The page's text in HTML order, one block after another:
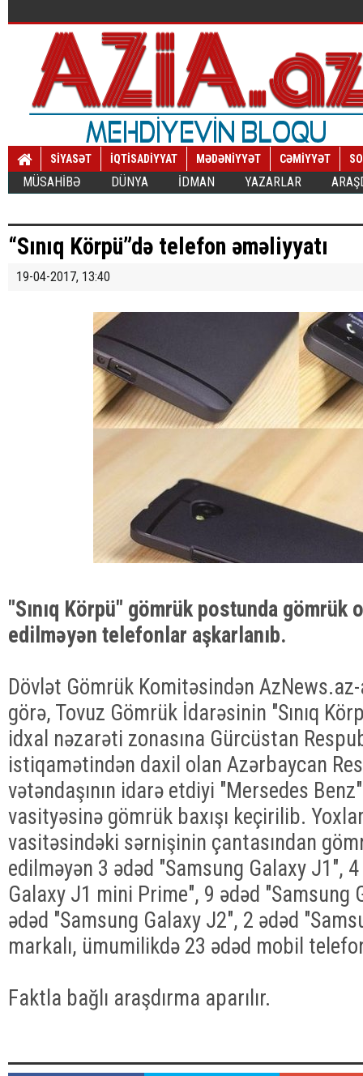
SİYASƏT İQTİSADİYYAT MƏDƏNİYYƏT CƏMİYYƏT
MÜSAHİBƏ DÜNYA İDMAN YAZARLAR
“Sınıq Körpü”də telefon əməliyyatı
19-04-2017, 13:40
"Sınıq Körpü" gömrük postunda gömrük
edilməyən telefonlar aşkarlanıb.
Dövlət Gömrük Komitəsindən
görə, Tovuz Gömrük İdarəsinin "Sınıq
idxal nəzarəti zonasına Gürcüstan
istiqamətindən daxil olan Azərbaycan
vətəndaşının idarə etdiyi "Mersedes
vasityəsinə gömrük baxışı keçirilib.
vasitəsindəki sərnişinin çantasından
edilməyən 3 ədəd "Samsung Galaxy J1",
Galaxy J1 mini Prime", 9 ədəd "Samsung
ədəd "Samsung Galaxy J2", 2 ədəd
markalı, ümumilikdə 23 ədəd mobil
Faktla bağlı araşdırma aparılır.